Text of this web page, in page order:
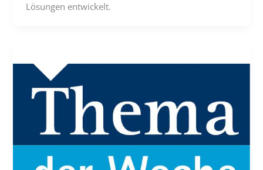
Lösungen entwickelt.